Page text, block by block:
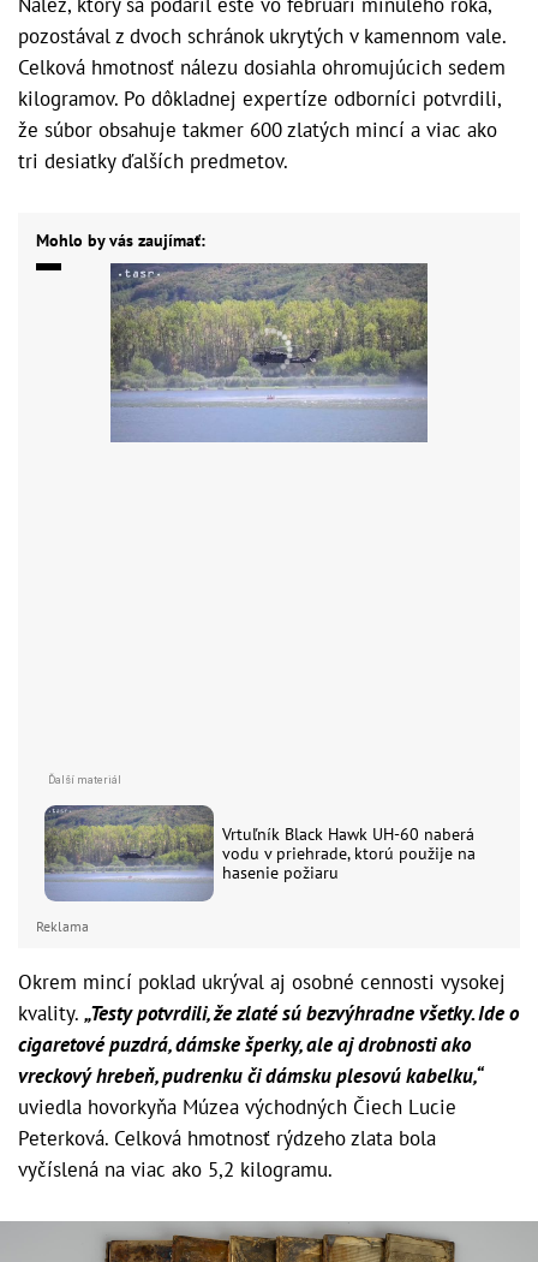
pozostával z dvoch schránok ukrytých v kamennom vale.
Celková hmotnosť nálezu dosiahla ohromujúcich sedem
kilogramov. Po dôkladnej expertíze odborníci potvrdili,
že súbor obsahuje takmer 600 zlatých mincí a viac ako
tri desiatky ďalších predmetov.
Mohlo by vás zaujímať:
Vrtuľník Black Hawk UH-60 naberá
vodu v priehrade, ktorú použije na
hasenie požiaru
Reklama
Okrem mincí poklad ukrýval aj osobné cennosti vysokej
kvality. „Testy potvrdili, že zlaté sú bezvýhradne všetky. Ide o
cigaretové puzdrá, dámske šperky, ale aj drobnosti ako
vreckový hrebeň, pudrenku či dámsku plesovú kabelku,“
uviedla hovorkyňa Múzea východných Čiech Lucie
Peterková. Celková hmotnosť rýdzeho zlata bola
vyčíslená na viac ako 5,2 kilogramu.